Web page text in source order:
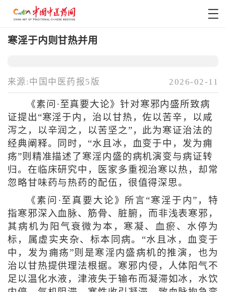
寒淫于内则甘热并用
来源:中国中医药报5版 2026-02-11
《素问·至真要大论》针对寒邪内盛所致病
证提出“寒淫于内，治以甘热，佐以苦辛，以咸
泻之，以辛润之，以苦坚之”，此为寒证治法的
经典阐释。同时，“水且冰，血变于中，发为痈
疡”则精准描述了寒淫内盛的病机演变与病证转
归。在临床研究中，医家多重视治寒以热，却常
忽略甘味药与热药的配伍，很值得深思。
《素问·至真要大论》所言“寒淫于内”，特
指寒邪深入血脉、筋骨、脏腑，而非浅表寒邪，
其病机为阳气衰微为本，寒凝、血瘀、水停为
标，属虚实夹杂、标本同病。“水且冰，血变于
中，发为痈疡”则是寒淫内盛病机的推演，也为
治以甘热提供理法根据。寒邪内侵，人体阳气不
足以温化水液，津液失于输布而凝滞如冰，水饮